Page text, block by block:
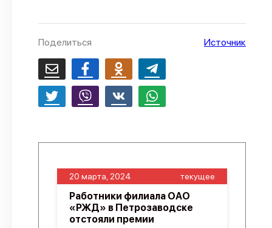
Поделиться Источник
20 марта, 2024 текущее
Работники филиала ОАО
«РЖД» в Петрозаводске
отстояли премии